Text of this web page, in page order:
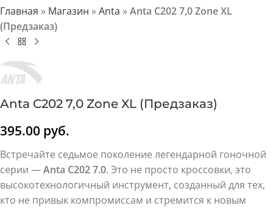
Главная » Магазин »Anta »Anta C202 7,0 Zone XL
(Предзаказ)
Anta C202 7,0 Zone XL (Предзаказ)
395.00 руб.
Встречайте седьмое поколение легендарной гоночной
серии —Anta C202 7.0. Это не просто кроссовки, это
высокотехнологичный инструмент, созданный для тех,
кто не привык компромиссам и стремится к новым